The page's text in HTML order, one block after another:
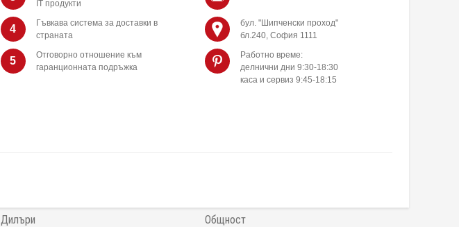
IT продукти
4
Гъвкава система за доставки в
страната
5
Отговорно отношение към
гаранционната подръжка
бул. "Шипченски проход"
бл.240, София 1111
Работно време:
делнични дни 9:30-18:30
каса и сервиз 9:45-18:15
Дилъри Общност